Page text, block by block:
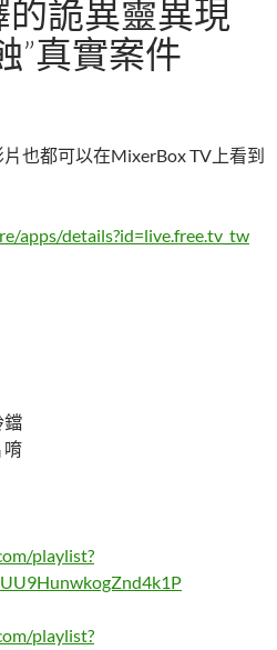
詭異靈異現
”真實案件
也都可以在MixerBox TV上看到
apps/details?id=live.free.tv_tw
鐺
唷
playlist?
playlist?